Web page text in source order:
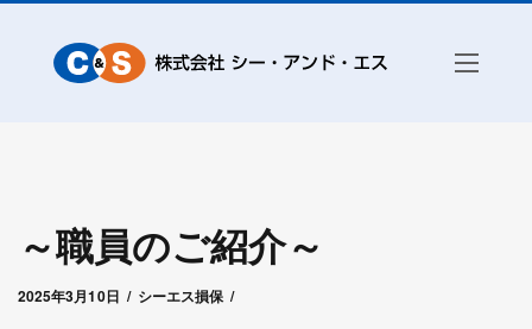
～職員のご紹介～
2025年3月10日
2025年3月13日 シーエス損保
byシー・アンド・エス赤城